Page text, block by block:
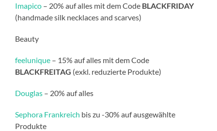
Imapico – 20% auf alles mit dem Code BLACKFRIDAY
(handmade silk necklaces and scarves)
Beauty
feelunique – 15% auf alles mit dem Code
BLACKFREITAG (exkl. reduzierte Produkte)
Douglas – 20% auf alles
Sephora Frankreich bis zu -30% auf ausgewählte
Produkte